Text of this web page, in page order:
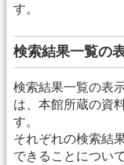
す。
検索結果一覧の
検索結果一覧の表
は、本館所蔵の資
す。
それぞれの検索結
できることについ